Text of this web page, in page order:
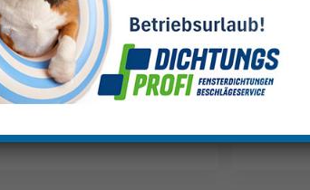
werden Ihre Fenster wieder
Weniger Zugluft, weniger
– und mehr Komfort in den
Wänden. Vertrauen Sie auf
für langfristigen Schutz
flexibel